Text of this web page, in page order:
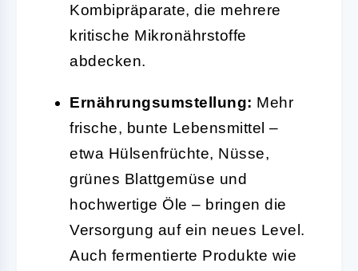
Kombipräparate, die mehrere
kritische Mikronährstoffe
abdecken.
Ernährungsumstellung: Mehr
frische, bunte Lebensmittel –
etwa Hülsenfrüchte, Nüsse,
grünes Blattgemüse und
hochwertige Öle – bringen die
Versorgung auf ein neues Level.
Auch fermentierte Produkte wie